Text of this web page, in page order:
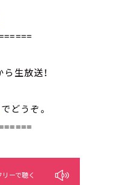
生放送！
でどうぞ。
リーで聴く